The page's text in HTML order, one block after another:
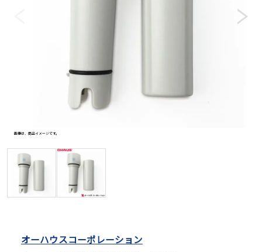
濃度・環境測定
色々な計測器
画像は、商品イメージです。
オーハウスコーポレーション